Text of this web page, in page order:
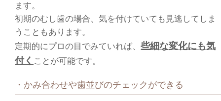
ます。
初期のむし歯の場合、気を付けていても見逃してしま
うこともあります。
定期的にプロの目でみていれば、 些細な変化にも気
付く ことが可能です。
・かみ合わせや歯並びのチェックができる